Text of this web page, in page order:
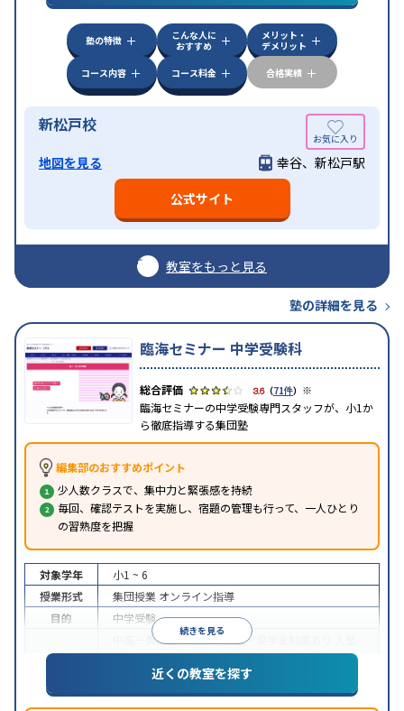
塾の特徴
こんな人に
おすすめ
メリット・
デメリット
コース内容
コース料金 合格実績
新松戸校
地図を見る
幸谷、新松戸駅
公式サイト
教室をもっと見る
塾の詳細を見る
臨海セミナー 中学受験科
3.6（71件） ※
臨海セミナーの中学受験専門スタッフが、小1か
ら徹底指導する集団塾
編集部のおすすめポイント
少人数クラスで、集中力と緊張感を持続
毎回、確認テストを実施し、宿題の管理も行って、一人ひとり
の習熟度を把握
続きを見る
対象学年
小1 ~ 6
授業形式
集団授業 オンライン指導
目的
中学受験
特徴
中高一貫校生に対応特待生・奨学金制度あり
に学力基準あり不登校生に対応オンライン対応1
科目から受講可能
※2023年10月調査。小学校高学年の集団塾アンケート調査方法を参照
近くの教室を探す